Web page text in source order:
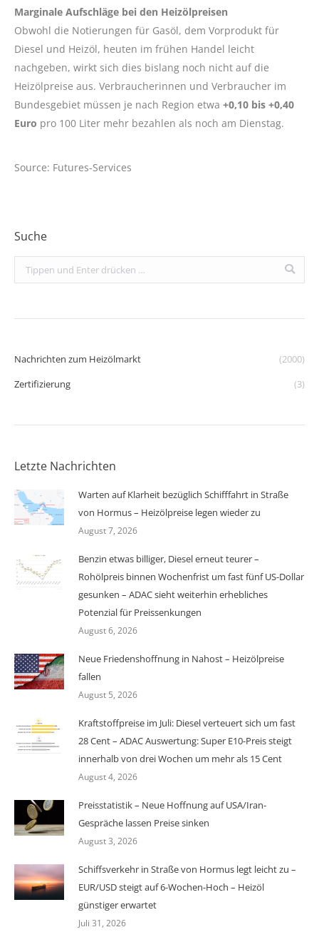
Marginale Aufschläge bei den Heizölpreisen
Obwohl die Notierungen für Gasöl, dem Vorprodukt für
Diesel und Heizöl, heuten im frühen Handel leicht
nachgeben, wirkt sich dies bislang noch nicht auf die
Heizölpreise aus. Verbraucherinnen und Verbraucher im
Bundesgebiet müssen je nach Region etwa +0,10 bis +0,40
Euro pro 100 Liter mehr bezahlen als noch am Dienstag.
Source: Futures-Services
Suche
Search:
Nachrichten zum Heizölmarkt
(2000)
Zertifizierung
(3)
Letzte Nachrichten
Warten auf Klarheit bezüglich Schifffahrt in Straße
von Hormus – Heizölpreise legen wieder zu
August 7, 2026
Benzin etwas billiger, Diesel erneut teurer –
Rohölpreis binnen Wochenfrist um fast fünf US-Dollar
gesunken – ADAC sieht weiterhin erhebliches
Potenzial für Preissenkungen
August 6, 2026
Neue Friedenshoffnung in Nahost – Heizölpreise
fallen
August 5, 2026
Kraftstoffpreise im Juli: Diesel verteuert sich um fast
28 Cent – ADAC Auswertung: Super E10-Preis steigt
innerhalb von drei Wochen um mehr als 15 Cent
August 4, 2026
Preisstatistik – Neue Hoffnung auf USA/Iran-
Gespräche lassen Preise sinken
August 3, 2026
Schiffsverkehr in Straße von Hormus legt leicht zu –
EUR/USD steigt auf 6-Wochen-Hoch – Heizöl
günstiger erwartet
Juli 31, 2026